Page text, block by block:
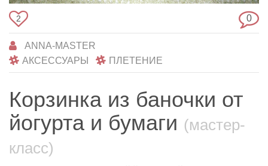
2 0
ANNA-MASTER
АКСЕССУАРЫ
ПЛЕТЕНИЕ
Корзинка из баночки от
йогурта и бумаги (мастер-
класс)